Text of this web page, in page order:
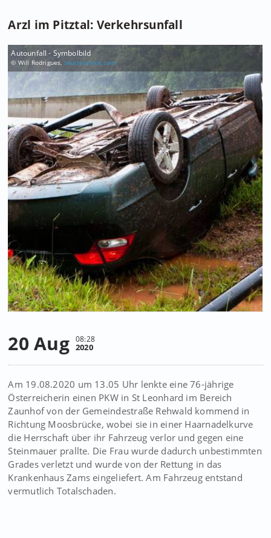
Arzl im Pitztal: Verkehrsunfall
Autounfall - Symbolbild
© Will Rodrigues, shutterstock.com
20 Aug 08:28
2020
Am 19.08.2020 um 13.05 Uhr lenkte eine 76-jährige
Österreicherin einen PKW in St Leonhard im Bereich
Zaunhof von der Gemeindestraße Rehwald kommend in
Richtung Moosbrücke, wobei sie in einer Haarnadelkurve
die Herrschaft über ihr Fahrzeug verlor und gegen eine
Steinmauer prallte. Die Frau wurde dadurch unbestimmten
Grades verletzt und wurde von der Rettung in das
Krankenhaus Zams eingeliefert. Am Fahrzeug entstand
vermutlich Totalschaden.